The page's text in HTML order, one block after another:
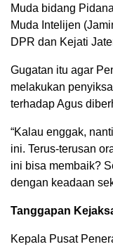
Muda bidang
Muda Intelijen
DPR dan Kejati
Gugatan itu agar
melakukan
terhadap Agus
“Kalau enggak,
ini. Terus-terusan
ini bisa membaik?
dengan keadaan
Tanggapan
Kepala Pusat